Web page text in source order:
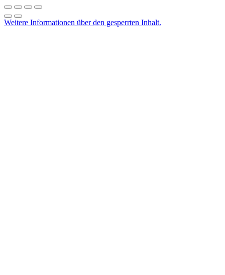
Weitere Informationen über den gesperrten Inhalt.